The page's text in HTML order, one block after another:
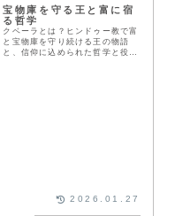
宝物庫を守る王と富に宿
る哲学
クベーラとは？ヒンドゥー教で富
と宝物庫を守り続ける王の物語
と、信仰に込められた哲学と役割
2026.01.27